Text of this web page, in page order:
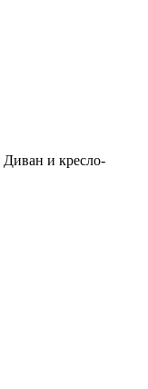
Диван и кресло-